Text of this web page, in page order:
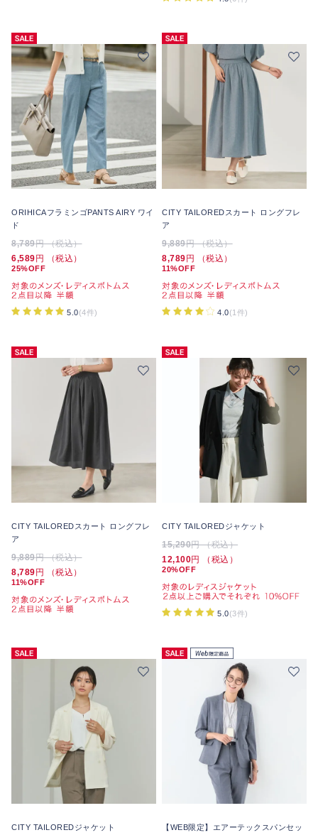
ORIHICAフラミンゴPANTS AIRY ワイ
ド
8,789円 （税込）
6,589 円 （税込）
25%OFF
5.0(4件)
CITY TAILOREDスカート ロングフレ
ア
9,889円 （税込）
8,789 円 （税込）
11%OFF
4.0(1件)
CITY TAILOREDスカート ロングフレ
ア
9,889円 （税込）
8,789 円 （税込）
11%OFF
CITY TAILOREDジャケット
15,290円 （税込）
12,100円 （税込）
20%OFF
5.0(3件)
CITY TAILOREDジャケット
【WEB限定】エアーテックスパンセッ